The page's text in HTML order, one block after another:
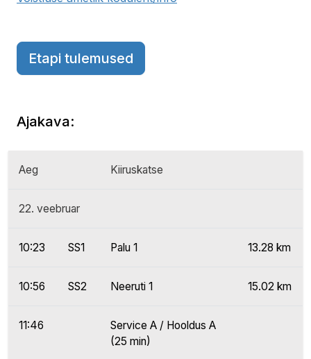
Etapi tulemused
Ajakava:
Aeg Kiiruskatse
22. veebruar
10:23 SS1 Palu 1 13.28 km
10:56 SS2 Neeruti 1 15.02 km
11:46
Service A / Hooldus A
(25 min)